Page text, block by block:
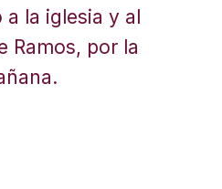
la iglesia y al
Ramos, por la